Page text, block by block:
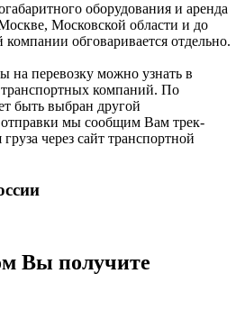
оборудования и аренда
Московской области и до
обговаривается отдельно.
на перевозку можно узнать в
компаний. По
быть выбран другой
отправки мы сообщим Вам трек-
через сайт транспортной
Вы получите